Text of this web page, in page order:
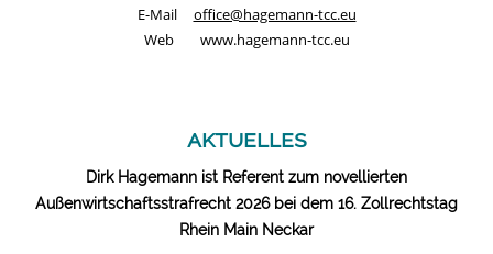
E-Mail office@hagemann-tcc.eu
Web www.hagemann-tcc.eu
aktuelles
Dirk Hagemann ist Referent zum novellierten
Außenwirtschaftsstrafrecht 2026 bei dem 16. Zollrechtstag
Rhein Main Neckar